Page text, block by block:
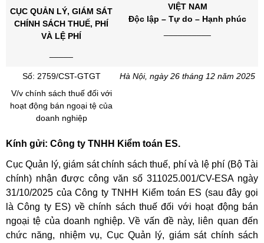
CỤC QUẢN LÝ, GIÁM SÁT
CHÍNH SÁCH THUẾ, PHÍ
VÀ LỆ PHÍ
VIỆT NAM
Độc lập – Tự do – Hạnh phúc
Số: 2759/CST-GTGT
V/v chính sách thuế đối với
hoạt động bán ngoại tệ của
doanh nghiệp
Hà Nội, ngày 26 tháng 12 năm 2025
Kính gửi: Công ty TNHH Kiểm toán ES.
Cục Quản lý, giám sát chính sách thuế, phí và lệ phí (Bộ Tài
chính) nhận được công văn số 311025.001/CV-ESA ngày
31/10/2025 của Công ty TNHH Kiểm toán ES (sau đây gọi
là Công ty ES) về chính sách thuế đối với hoạt động bán
ngoại tệ của doanh nghiệp. Về vấn đề này, liên quan đến
chức năng, nhiệm vụ, Cục Quản lý, giám sát chính sách